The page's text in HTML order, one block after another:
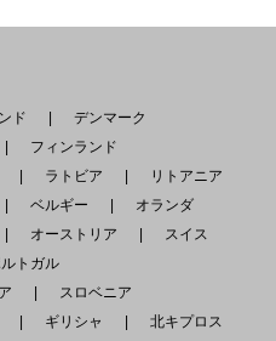
ド
デンマーク
フィンランド
ラトビア
リトアニア
ベルギー
オランダ
オーストリア
スイス
トガル
スロベニア
ギリシャ
北キプロス